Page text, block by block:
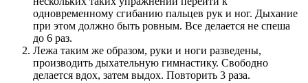
одновременному сгибанию пальцев рук и ног. Дыхание
при этом должно быть ровным. Все делается не спеша
до 6 раз.
Лежа таким же образом, руки и ноги разведены,
производить дыхательную гимнастику. Свободно
делается вдох, затем выдох. Повторить 3 раза.